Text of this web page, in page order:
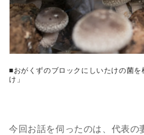
■おがくずのブロックにしいたけの菌
け」
今回お話を伺ったのは、代表の